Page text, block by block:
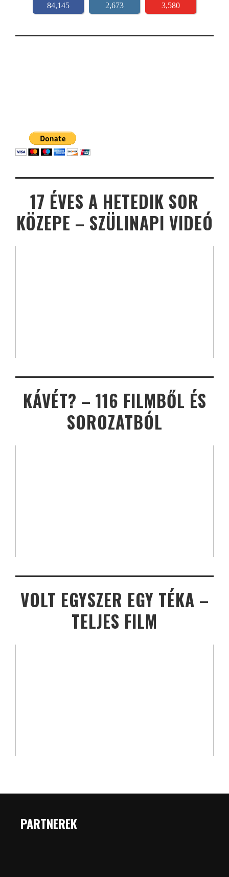
84,145 2,673 3,580
17 ÉVES A HETEDIK SOR
KÖZEPE – SZÜLINAPI VIDEÓ
KÁVÉT? – 116 FILMBŐL ÉS
SOROZATBÓL
VOLT EGYSZER EGY TÉKA –
TELJES FILM
PARTNEREK